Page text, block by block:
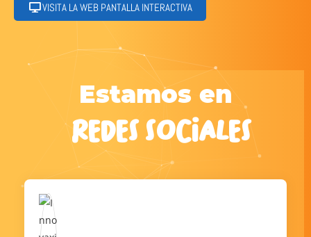
VISITA LA WEB PANTALLA INTERACTIVA
Estamos en
REDES SOCIALES